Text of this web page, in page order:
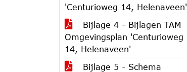
'Centurioweg 14, Helenaveen'
Bijlage 4 - Bijlagen TAM
Omgevingsplan 'Centurioweg
14, Helenaveen'
Bijlage 5 - Schema